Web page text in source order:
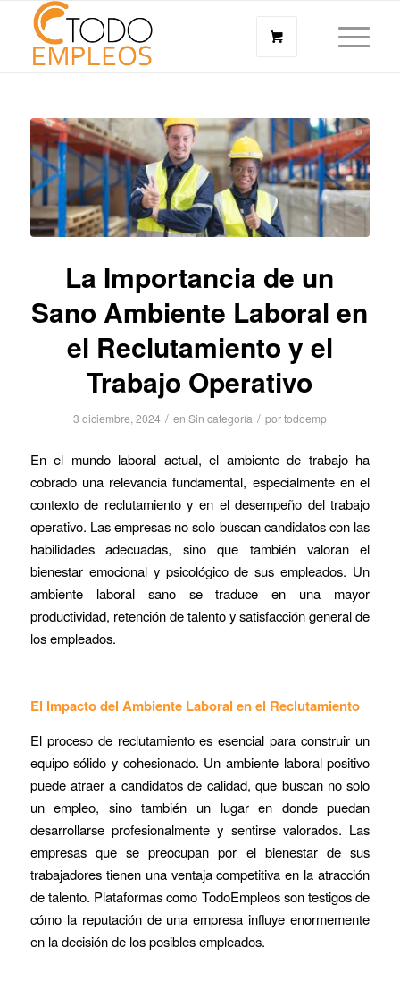
La Importancia de un
Sano Ambiente Laboral en
el Reclutamiento y el
Trabajo Operativo
3 diciembre, 2024 / en Sin categoría / portodoemp
En el mundo laboral actual, el ambiente de trabajo ha
cobrado una relevancia fundamental, especialmente en el
contexto de reclutamiento y en el desempeño del trabajo
operativo. Las empresas no solo buscan candidatos con las
habilidades adecuadas, sino que también valoran el
bienestar emocional y psicológico de sus empleados. Un
ambiente laboral sano se traduce en una mayor
productividad, retención de talento y satisfacción general de
los empleados.
El Impacto del Ambiente Laboral en el Reclutamiento
El proceso de reclutamiento es esencial para construir un
equipo sólido y cohesionado. Un ambiente laboral positivo
puede atraer a candidatos de calidad, que buscan no solo
un empleo, sino también un lugar en donde puedan
desarrollarse profesionalmente y sentirse valorados. Las
empresas que se preocupan por el bienestar de sus
trabajadores tienen una ventaja competitiva en la atracción
de talento. Plataformas como TodoEmpleos son testigos de
cómo la reputación de una empresa influye enormemente
en la decisión de los posibles empleados.